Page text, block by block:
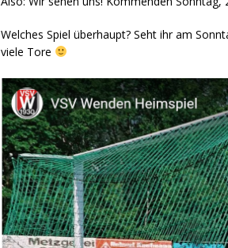
Welches Spiel überhaupt? Seht ihr am
viele Tore